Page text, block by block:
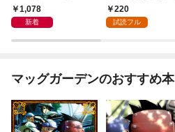
1,078
新着
～(話売り) #1
220
試読フル
マッグガーデンのおすすめ本